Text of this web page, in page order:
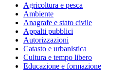
Agricoltura e pesca
Ambiente
Anagrafe e stato civile
Appalti pubblici
Autorizzazioni
Catasto e urbanistica
Cultura e tempo libero
Educazione e formazione